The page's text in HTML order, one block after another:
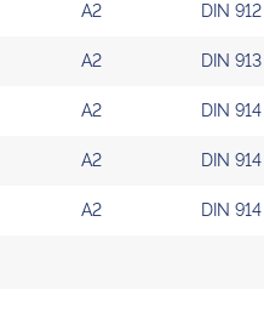
А2 DIN 912
А2 DIN 913
А2 DIN 914
А2 DIN 914
А2 DIN 914